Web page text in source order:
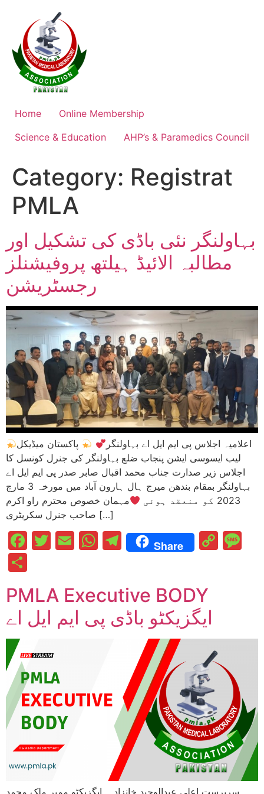
content
Home
Online Membership
Science & Education
AHP’s & Paramedics Council
Category: Registrat
PMLA
بہاولنگر نئی باڈی کی تشکیل اور
مطالبہ الائیڈ ہیلتھ پروفیشنلز
رجسٹریشن
اعلامیہ اجلاس پی ایم ایل اے بہاولنگر
پاکستان میڈیکل
لیب ایسوسی ایشن پنجاب ضلع بہاولنگر کی جنرل کونسل کا
اجلاس زیر صدارت جناب محمد اقبال صابر صدر پی ایم ایل اے
بہاولنگر بمقام بندھن میرج ہال ہارون آباد میں مورخہ 3 مارچ
2023 کو منعقد ہوئی
مہمان خصوص محترم راو اکرم
صاحب جنرل سکریٹری […]
Facebook
Twitter
EmailWhatsApp
Telegram
Share
Copy
PMLA Executive BODY
ایگزیکٹو باڈی پی ایم ایل اے